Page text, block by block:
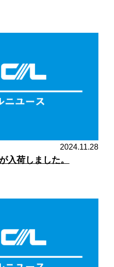
2024.11.28
入荷しました。